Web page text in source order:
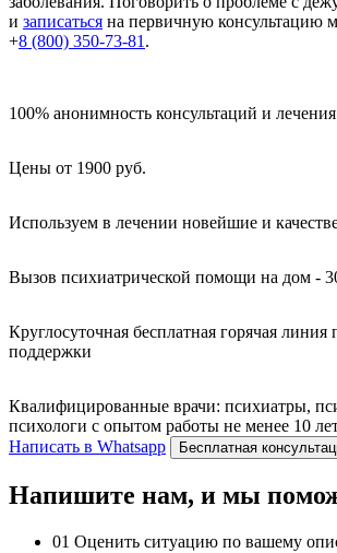
и записаться на первичную консультацию
+8 (800) 350-73-81 .
100% анонимность консультаций и лечения
Цены от 1900 руб.
Используем в лечении новейшие и
Вызов психиатрической помощи на дом -
Круглосуточная бесплатная горячая линия
поддержки
Квалифицированные врачи: психиатры,
психологи с опытом работы не менее 10
Написать в Whatsapp
Бесплатная
Напишите нам, и мы
01 Оценить ситуацию по вашему